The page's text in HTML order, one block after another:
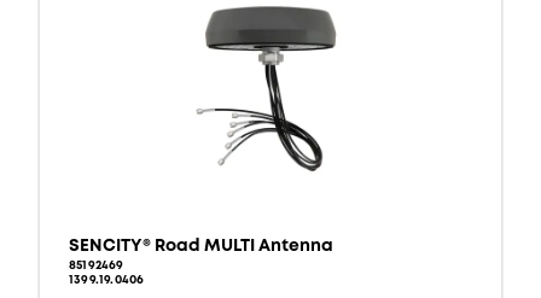
SENCITY® Road MULTI Antenna
85192469
1399.19.0406